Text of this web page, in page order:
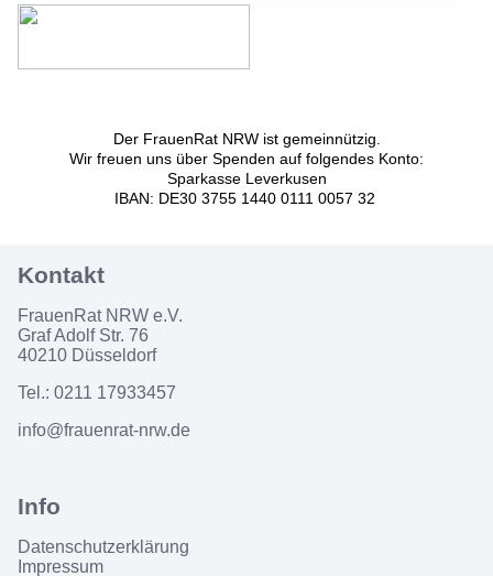
Der FrauenRat NRW ist gemeinnützig.
Wir freuen uns über Spenden auf folgendes Konto:
Sparkasse Leverkusen
IBAN: DE30 3755 1440 0111 0057 32
FrauenRat NRW e.V.
Graf Adolf Str. 76
40210 Düsseldorf
Tel.: 0211 17933457
info@frauenrat-nrw.de
Datenschutzerklärung
Impressum